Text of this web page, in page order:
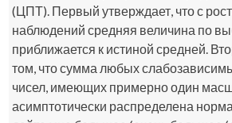
(ЦПТ). Первый утверждает, что с
наблюдений средняя величина по
приближается к истиной средней.
том, что сумма любых
чисел, имеющих примерно один
асимптотически распределена